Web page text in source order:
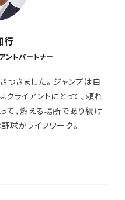
行
トパートナー
つきました。ジャンプは自
ライアントにとって、頼れ
て、燃える場所であり続け
球がライフワーク。